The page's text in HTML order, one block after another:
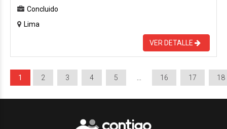
Concluido
Lima
VER DETALLE
1 2 3 4 5 16 17 18